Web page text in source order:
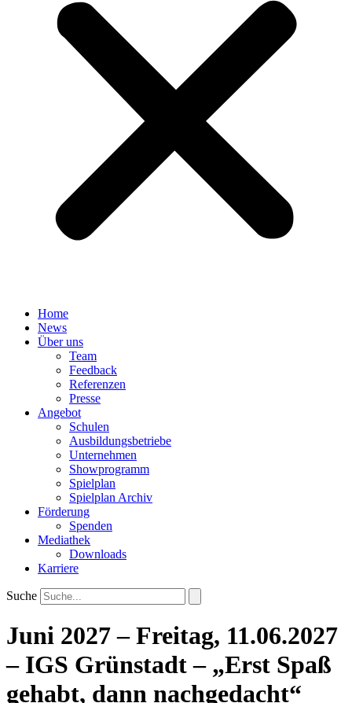
Home
News
Über uns
Team
Feedback
Referenzen
Presse
Angebot
Schulen
Ausbildungsbetriebe
Unternehmen
Showprogramm
Spielplan
Spielplan Archiv
Förderung
Spenden
Mediathek
Downloads
Karriere
Suche
Juni 2027 – Freitag, 11.06.2027
– IGS Grünstadt – „Erst Spaß
gehabt, dann nachgedacht“